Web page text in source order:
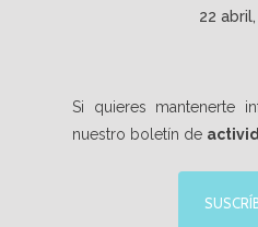
22
Si quieres mantenerte
nuestro boletín de